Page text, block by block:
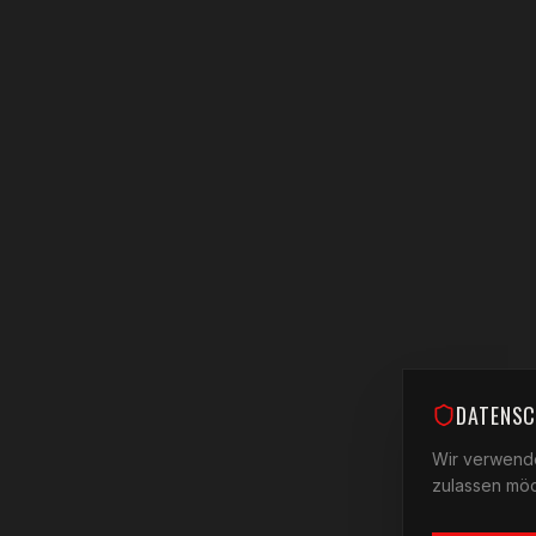
Wir
zulassen